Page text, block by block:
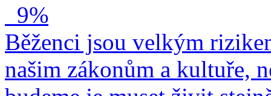
9%
Běženci jsou velkým
našim zákonům a kultuře,